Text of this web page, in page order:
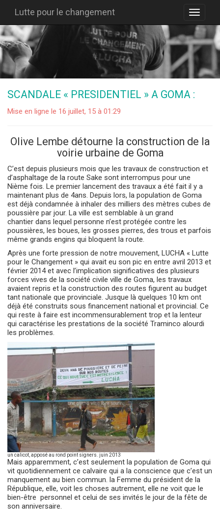
Lutte pour le changement
SCANDALE « PRESIDENTIEL » A GOMA :
Mise en ligne le 16 juillet, 15 à 01:29
Olive Lembe détourne la construction de la
voirie urbaine de Goma
C’est depuis plusieurs mois que les travaux de construction et
d’asphaltage de la route Sake sont interrompus pour une
Nième fois. Le premier lancement des travaux a été fait il y a
maintenant plus de 4ans. Depuis lors, la population de Goma
est déjà condamnée à inhaler des milliers des mètres cubes de
poussière par jour. La ville est semblable à un grand
chantier dans lequel personne n’est protégée contre les
poussières, les boues, les grosses pierres, des trous et parfois
même grands engins qui bloquent la route.
Après une forte pression de notre mouvement, LUCHA « Lutte
pour le Changement » qui avait eu son pic en entre avril 2013 et
février 2014 et avec l’implication significatives des plusieurs
forces vives de la société civile ville de Goma, les travaux
avaient repris et la construction des routes figurent au budget
tant nationale que provinciale. Jusque là quelques 10 km ont
déjà été construits sous financement national et provincial. Ce
qui reste à faire est incommensurablement trop et la lenteur
qui caractérise les prestations de la société Traminco alourdi
les problèmes.
un calicot, apposé au rond point signers. juin 2013
Mais apparemment, c’est seulement la population de Goma qui
vit quotidiennement ce calvaire qui a la conscience que c’est un
manquement au bien commun. la Femme du président de la
République, elle, voit les choses autrement, elle ne voit que le
bien-être personnel et celui de ses invités le jour de la fête de
son anniversaire.